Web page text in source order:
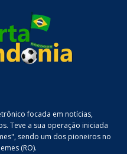
focada em notícias,
Teve a sua operação iniciada
sendo um dos pioneiros no
(RO).